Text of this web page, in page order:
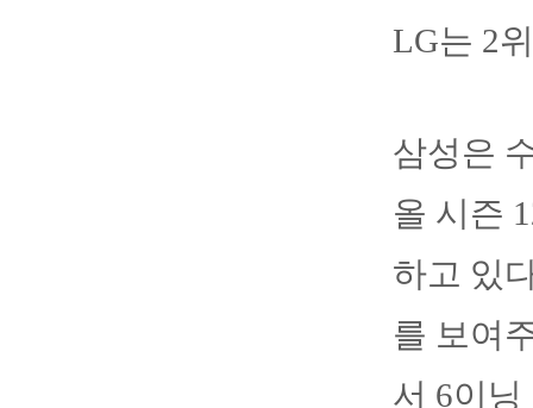
LG는 2
삼성은
올 시즌
하고 있
를 보여
서 6이